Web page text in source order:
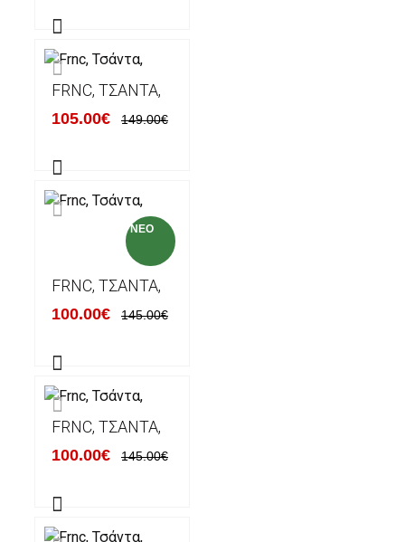
FRNC, ΤΣΆΝΤΑ,
105.00€ 149.00€
NEO
FRNC, ΤΣΆΝΤΑ,
100.00€ 145.00€
FRNC, ΤΣΆΝΤΑ,
100.00€ 145.00€